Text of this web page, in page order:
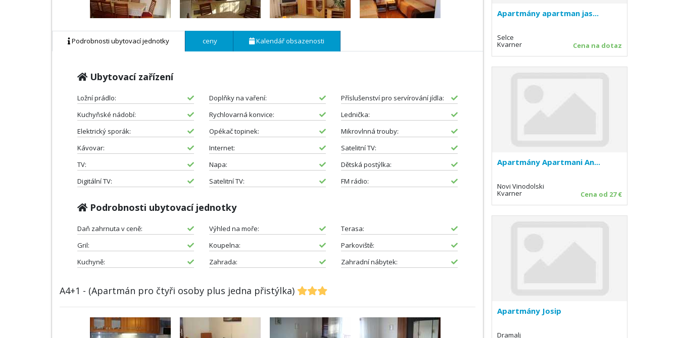
Podrobnosti ubytovací jednotky ceny Kalendář obsazenosti
Ubytovací zařízení
Ložní prádlo: Doplňky na vaření:
Příslušenství pro servírování jídla:
Kuchyňské nádobí:
Rychlovarná konvice:
Lednička:
Elektrický sporák:
Opékač topinek:
Mikrovlnná trouby:
Kávovar:
Internet:
Satelitní TV:
TV:
Napa:
Dětská postýlka:
Digitální TV:
Satelitní TV: FM rádio:
Podrobnosti ubytovací jednotky
Daň zahrnuta v ceně: Výhled na moře:
Terasa:
Gril:
Koupelna:
Parkoviště:
Kuchyně:
Zahrada: Zahradní nábytek:
A4+1 - (Apartmán pro čtyři osoby plus jedna přistýlka)
Apartmány apartman jas...
Selce
Kvarner Cena na dotaz
Apartmány Apartmani An...
Novi Vinodolski
Kvarner Cena od 27 €
Apartmány Josip
Dramalj